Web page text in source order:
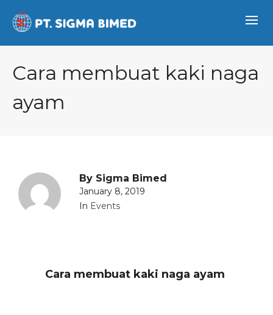
Cara membuat kaki naga
ayam
By Sigma Bimed
January 8, 2019
In Events
Cara membuat kaki naga ayam